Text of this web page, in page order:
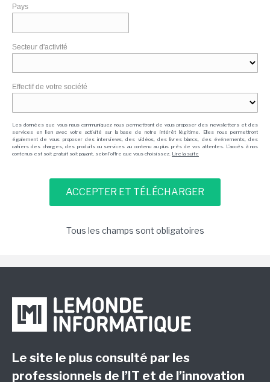
Pays
Secteur d'activité
Effectif de votre société
Les données que vous nous communiquez nous permettront de vous proposer des newsletters et des
services en lien avec votre activité sur la base de notre intérêt légitime. Elles nous permettront
également de vous proposer des interviews, des vidéos, des livres blancs, des événements, des
cahiers des charges, des produits ou services au contenu au plus près de vos attentes. L'accès à nos
contenus est soit gratuit soit payant, selon l'offre que vous choisissez. Lire la suite
Tous les champs sont obligatoires
Le site le plus consulté par les
professionnels de l’IT et de l’innovation